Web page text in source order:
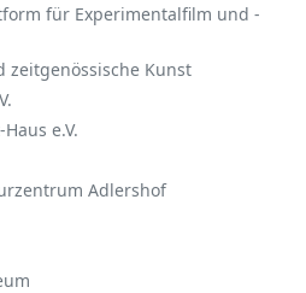
für Experimentalfilm und -
zeitgenössische Kunst
e.V.
Adlershof